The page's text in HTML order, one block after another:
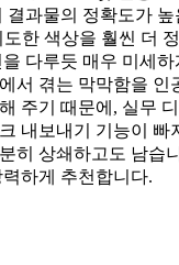
결과물의 정확도가
한 색상을 훨씬 더
다루듯 매우 미세
서 겪는 막막함을
주기 때문에, 실무
내보내기 기능이
히 상쇄하고도 남습
하게 추천합니다.